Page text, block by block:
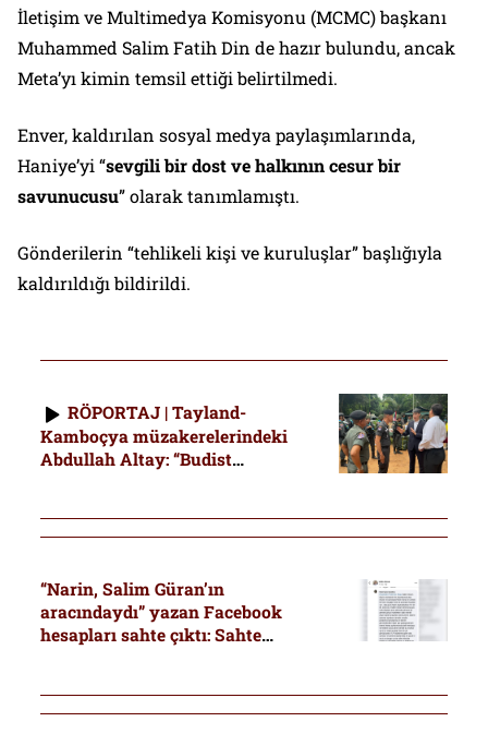
İletişim ve Multimedya Komisyonu (MCMC) başkanı
Muhammed Salim Fatih Din de hazır bulundu, ancak
Meta’yı kimin temsil ettiği belirtilmedi.
Enver, kaldırılan sosyal medya paylaşımlarında,
Haniye’yi “sevgili bir dost ve halkının cesur bir
savunucusu” olarak tanımlamıştı.
Gönderilerin “tehlikeli kişi ve kuruluşlar” başlığıyla
kaldırıldığı bildirildi.
RÖPORTAJ | Tayland-
Kamboçya müzakerelerindeki
Abdullah Altay: “Budist
“Narin, Salim Güran’ın
aracındaydı” yazan Facebook
hesapları sahte çıktı: Sahte